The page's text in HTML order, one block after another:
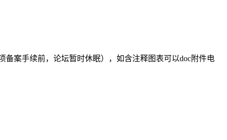
案手续前，论坛暂时休眠），如含注释图表可以doc附件电